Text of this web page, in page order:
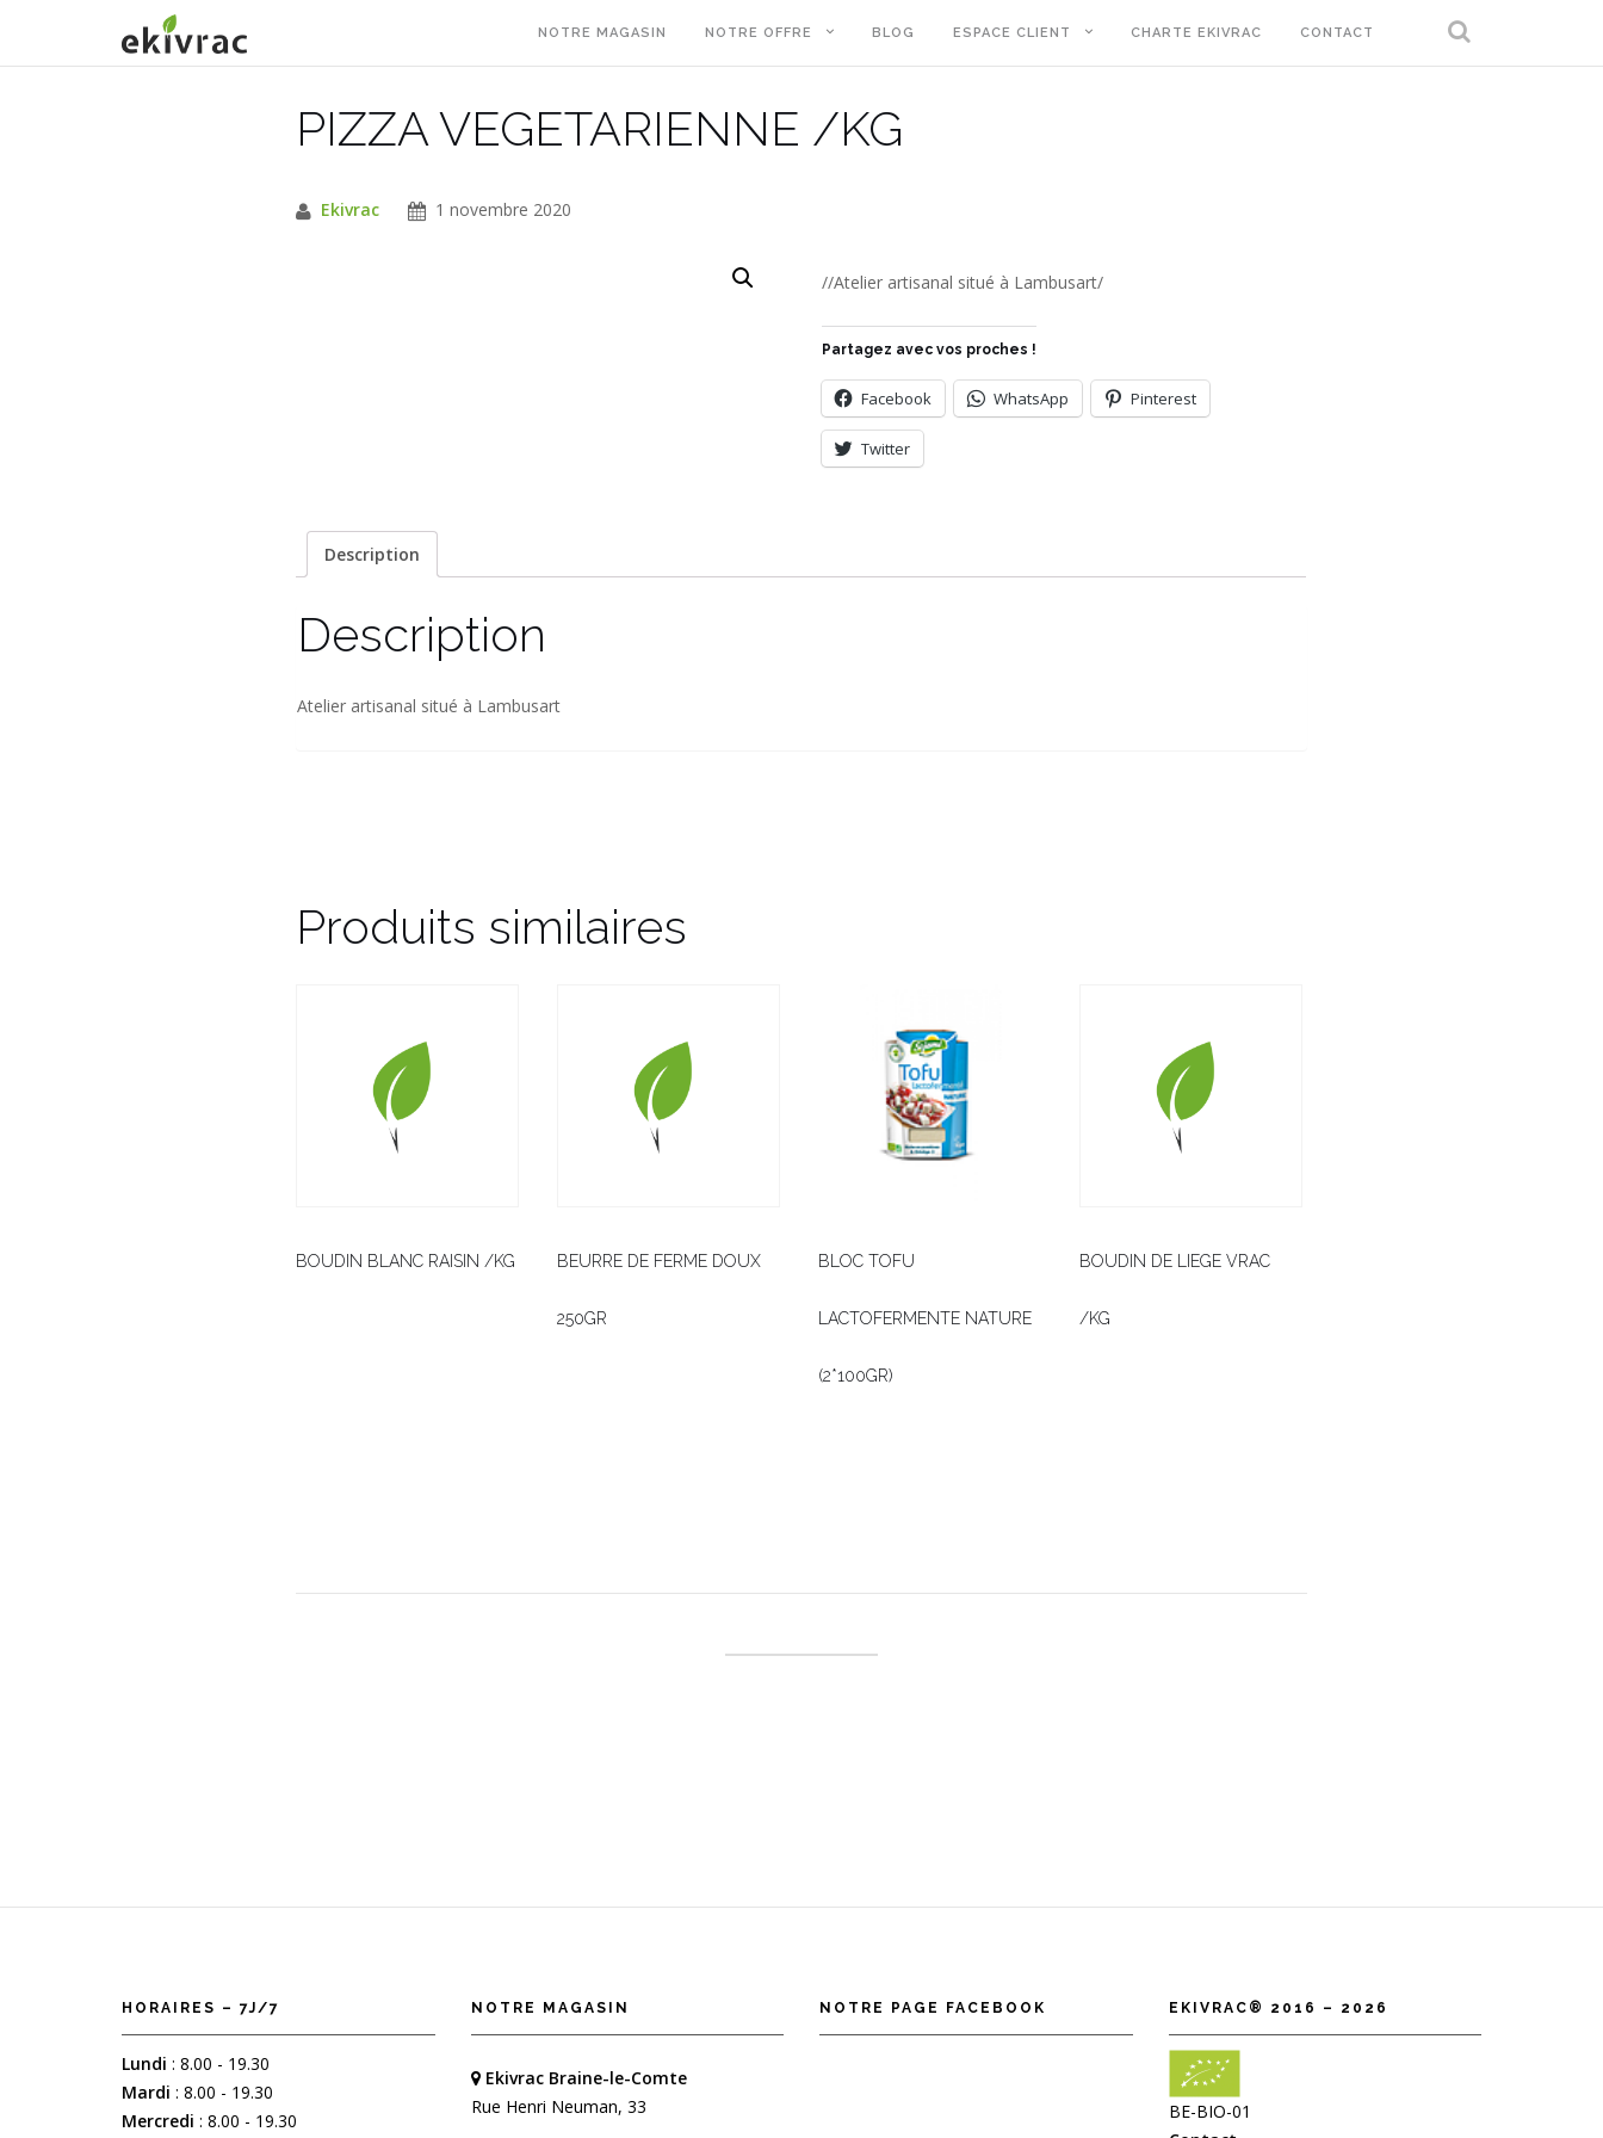
contenu
NOTRE MAGASIN NOTRE OFFRE BLOG ESPACE CLIENT CHARTE EKIVRAC CONTACT
PIZZA VEGETARIENNE /KG
Ekivrac 1 novembre 2020
//Atelier artisanal situé à Lambusart/
Partagez avec vos proches !
Facebook WhatsApp Pinterest
Twitter
Description
Description
Atelier artisanal situé à Lambusart
Produits similaires
BOUDIN BLANC RAISIN /KG BEURRE DE FERME DOUX
250GR
BLOC TOFU
LACTOFERMENTE NATURE
(2*100GR)
BOUDIN DE LIEGE VRAC
/KG
HORAIRES – 7J/7
Lundi : 8.00 - 19.30
Mardi : 8.00 - 19.30
Mercredi : 8.00 - 19.30
NOTRE MAGASIN
Ekivrac Braine-le-Comte
Rue Henri Neuman, 33
NOTRE PAGE FACEBOOK EKIVRAC® 2016 – 2026
BE-BIO-01